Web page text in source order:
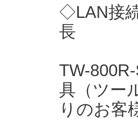
◇LAN接
長
TW-
具（ツー
りのお客